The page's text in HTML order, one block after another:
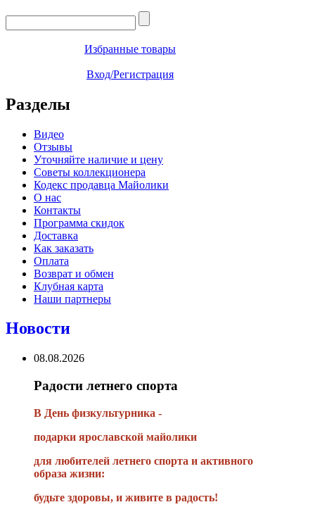
Избранные товары
Вход/Регистрация
Разделы
Видео
Отзывы
Уточняйте наличие и цену
Советы коллекционера
Кодекс продавца Майолики
О нас
Контакты
Программа скидок
Доставка
Как заказать
Оплата
Возврат и обмен
Клубная карта
Наши партнеры
Новости
08.08.2026
Радости летнего спорта
В День физкультурника -
подарки ярославской майолики
для любителей летнего спорта и активного
образа жизни:
будьте здоровы, и живите в радость!